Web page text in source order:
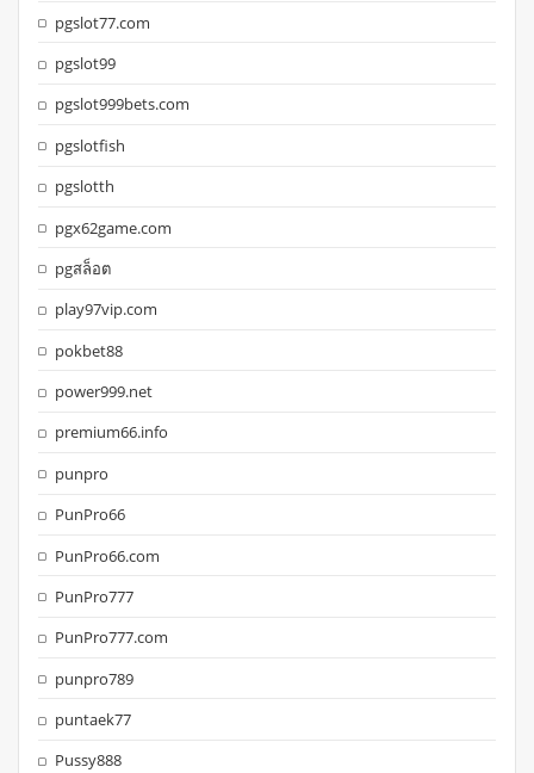
pgslot77.com
pgslot99
pgslot999bets.com
pgslotfish
pgslotth
pgx62game.com
pgสล็อต
play97vip.com
pokbet88
power999.net
premium66.info
punpro
PunPro66
PunPro66.com
PunPro777
PunPro777.com
punpro789
puntaek77
Pussy888